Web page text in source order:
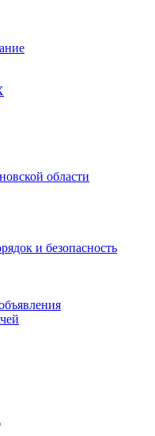
области
и безопасность